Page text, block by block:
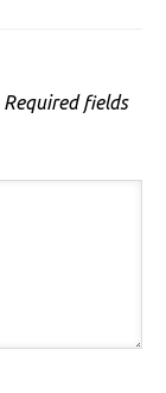
Required fields